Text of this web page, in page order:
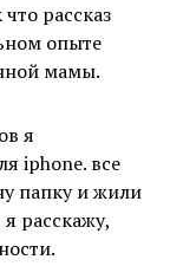
рассказ
опыте
мамы.
я
iphone. все
папку и жили
расскажу,